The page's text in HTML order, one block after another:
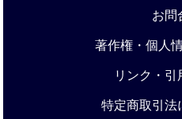
お問
著作権・個人
リンク・引
特定商取引法